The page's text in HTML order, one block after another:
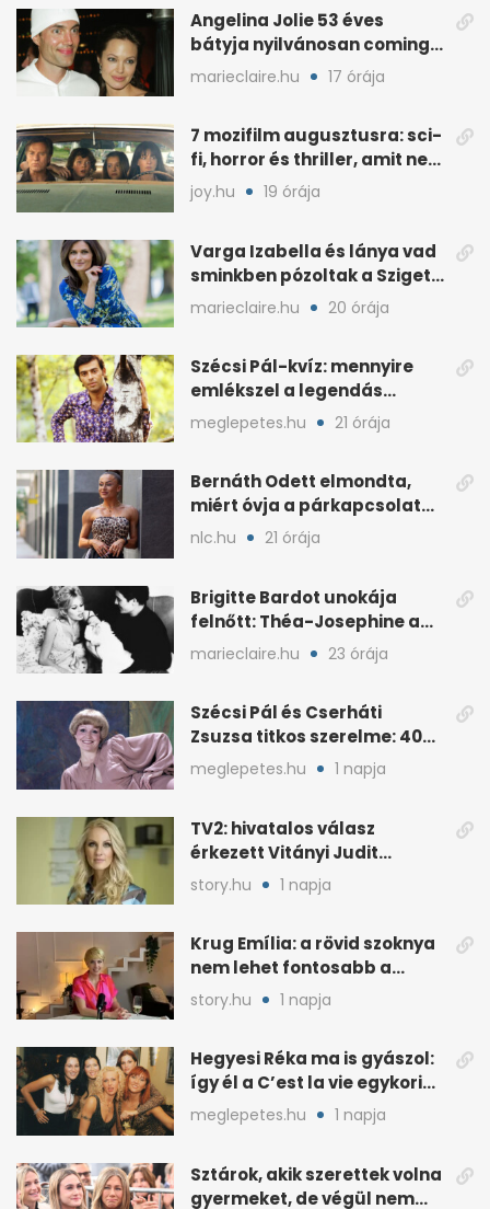
Angelina Jolie 53 éves
bátyja nyilvánosan coming
outolt, volt felesége
marieclaire.hu 17 órája
7 mozifilm augusztusra: sci-
fi, horror és thriller, amit nem
érdemes kihagyni
joy.hu 19 órája
Varga Izabella és lánya vad
sminkben pózoltak a Sziget
előtt
marieclaire.hu 20 órája
Szécsi Pál-kvíz: mennyire
emlékszel a legendás
énekes történetére?
meglepetes.hu 21 órája
Bernáth Odett elmondta,
miért óvja a párkapcsolatát
a nyilvánosságtól
nlc.hu 21 órája
Brigitte Bardot unokája
felnőtt: Théa-Josephine a
nagymamájára hasonlít
marieclaire.hu 23 órája
Szécsi Pál és Cserháti
Zsuzsa titkos szerelme: 40
év után derült ki
meglepetes.hu 1 napja
TV2: hivatalos válasz
érkezett Vitányi Judit
további szerepéről
story.hu 1 napja
Krug Emília: a rövid szoknya
nem lehet fontosabb a
kérdéseimnél
story.hu 1 napja
Hegyesi Réka ma is gyászol:
így él a C’est la vie egykori
énekesnője
meglepetes.hu 1 napja
Sztárok, akik szerettek volna
gyermeket, de végül nem